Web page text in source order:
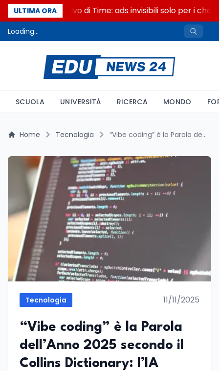
ULTIMA ORA
Il cloaking selettivo di Time: ads invisibili solo per i
Loading...
SCUOLA UNIVERSITÀ RICERCA MONDO
Home Tecnologia “Vibe coding” è la Parola dell’Anno 2025 secondo il Collins Dictionary: l’IA trasforma lo sviluppo software
Tecnologia 11/11/2025
“Vibe coding” è la Parola
dell’Anno 2025 secondo il
Collins Dictionary: l’IA